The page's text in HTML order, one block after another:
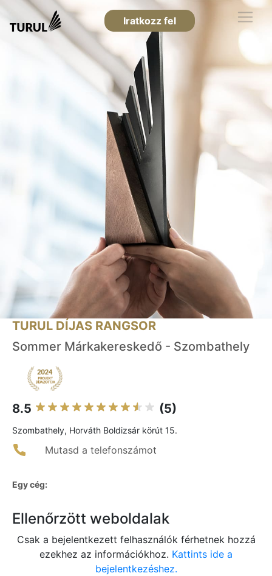
Iratkozz fel
TURUL DÍJAS RANGSOR
Sommer Márkakereskedő - Szombathely
8.5 (5)
Szombathely, Horváth Boldizsár körút 15.
Mutasd a telefonszámot
Egy cég:
Ellenőrzött weboldalak
Csak a bejelentkezett felhasználók férhetnek hozzá
ezekhez az információkhoz. Kattints ide a
bejelentkezéshez.